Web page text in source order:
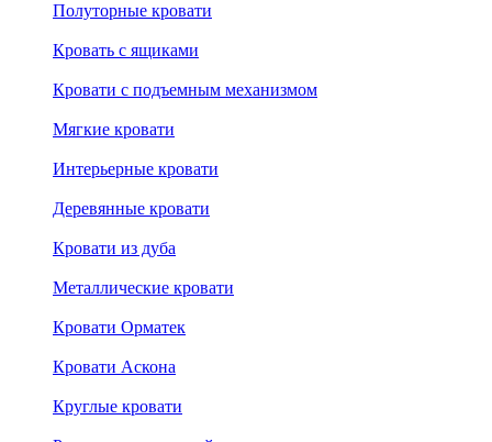
Полуторные кровати
Кровать с ящиками
Кровати с подъемным механизмом
Мягкие кровати
Интерьерные кровати
Деревянные кровати
Кровати из дуба
Металлические кровати
Кровати Орматек
Кровати Аскона
Круглые кровати